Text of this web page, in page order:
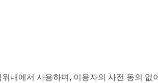
내에서 사용하며, 이용자의 사전 동의 없